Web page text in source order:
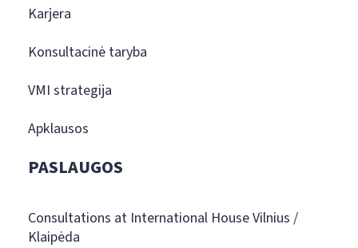
Karjera
Konsultacinė taryba
VMI strategija
Apklausos
PASLAUGOS
Consultations at International House Vilnius /
Klaipėda